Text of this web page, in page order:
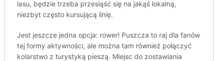
lasu, będzie trzeba przesiąść się na jakąś lokalną,
niezbyt często kursującą linię.
Jest jeszcze jedna opcja: rower! Puszcza to raj dla fanów
tej formy aktywności, ale można tam również połączyć
kolarstwo z turystyką pieszą. Miejsc do zostawiania